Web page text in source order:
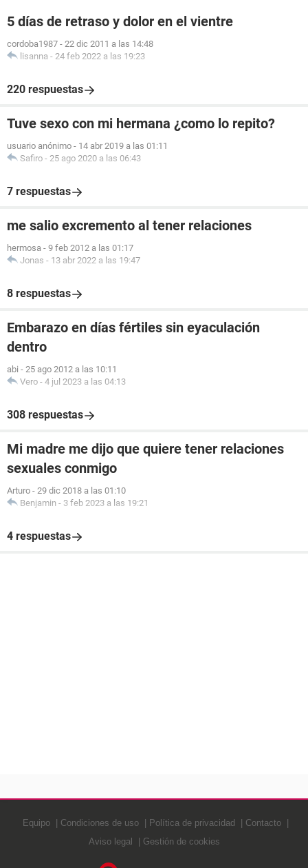
5 días de retraso y dolor en el vientre
cordoba1987 - 22 dic 2011 a las 14:48
lisanna - 24 feb 2022 a las 19:23
220 respuestas
Tuve sexo con mi hermana ¿como lo repito?
usuario anónimo - 14 abr 2019 a las 01:11
Safiro - 25 ago 2020 a las 06:43
7 respuestas
me salio excremento al tener relaciones
hermosa - 9 feb 2012 a las 01:17
Jonas - 13 abr 2022 a las 19:47
8 respuestas
Embarazo en días fértiles sin eyaculación
dentro
abi - 25 ago 2012 a las 10:11
Vero - 4 jul 2023 a las 04:13
308 respuestas
Mi madre me dijo que quiere tener relaciones
sexuales conmigo
Arturo - 29 dic 2018 a las 01:10
Benjamin - 3 feb 2023 a las 19:21
4 respuestas
Equipo Condiciones de uso Política de privacidad
Contacto
Aviso legal
Gestión de cookies